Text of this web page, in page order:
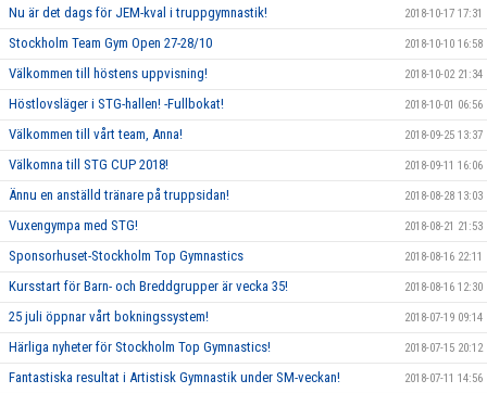
Nu är det dags för JEM-kval i truppgymnastik! 2018-10-17 17:31
Stockholm Team Gym Open 27-28/10 2018-10-10 16:58
Välkommen till höstens uppvisning! 2018-10-02 21:34
Höstlovsläger i STG-hallen! -Fullbokat! 2018-10-01 06:56
Välkommen till vårt team, Anna! 2018-09-25 13:37
Välkomna till STG CUP 2018! 2018-09-11 16:06
Ännu en anställd tränare på truppsidan! 2018-08-28 13:03
Vuxengympa med STG! 2018-08-21 21:53
Sponsorhuset-Stockholm Top Gymnastics 2018-08-16 22:11
Kursstart för Barn- och Breddgrupper är vecka 35! 2018-08-16 12:30
25 juli öppnar vårt bokningssystem! 2018-07-19 09:14
Härliga nyheter för Stockholm Top Gymnastics! 2018-07-15 20:12
Fantastiska resultat i Artistisk Gymnastik under SM-veckan! 2018-07-11 14:56